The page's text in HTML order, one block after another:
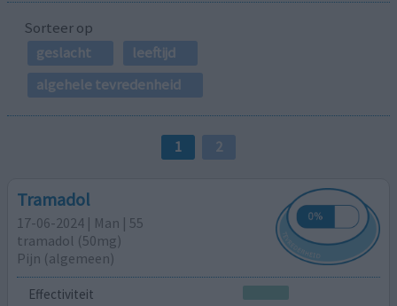
Sorteer op
geslacht
leeftijd
algehele tevredenheid
1 2
Tramadol
17-06-2024 | Man | 55
tramadol (50mg)
Pijn (algemeen)
Effectiviteit